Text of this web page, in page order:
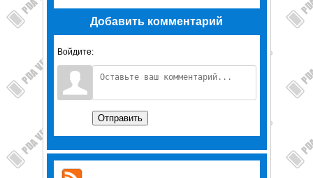
Добавить комментарий
Войдите:
Отправить